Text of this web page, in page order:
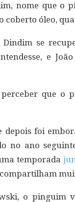
nome que o
coberto óleo,
Dindim se
e
que o
depois foi
no ano
temporada
o pinguim